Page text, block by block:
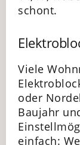
schont.
Viele
oder
Baujahr
einfach: